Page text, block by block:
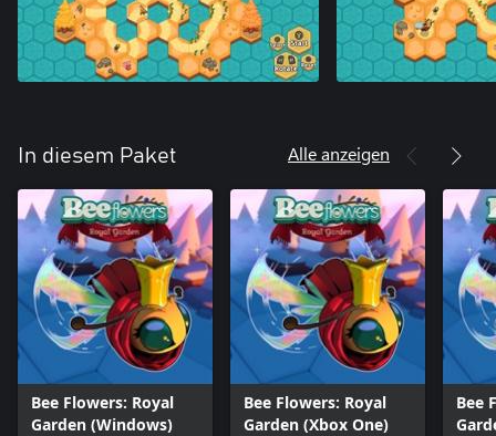
In diesem Paket Alle anzeigen
Bee Flowers: Royal
Garden (Windows)
Bee Flowers: Royal
Garden (Xbox One)
Bee